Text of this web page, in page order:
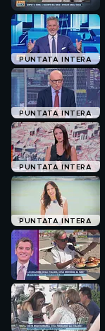
PUNTATA INTERA
PUNTATA INTERA
PUNTATA INTERA
PUNTATA INTERA